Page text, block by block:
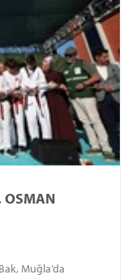
OSMAN
Muğla’da